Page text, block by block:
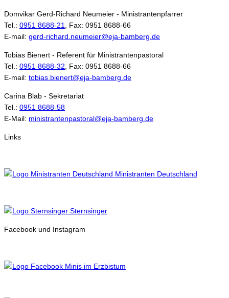
Domvikar Gerd-Richard Neumeier - Ministrantenpfarrer
Tel.: 0951 8688-21
, Fax: 0951 8688-66
E-mail: gerd-richard.neumeier@eja-bamberg.de
Tobias Bienert - Referent für Ministrantenpastoral
Tel.: 0951 8688-32 , Fax: 0951 8688-66
E-mail: tobias.bienert@eja-bamberg.de
Carina Blab - Sekretariat
Tel.: 0951 8688-58
E-Mail: ministrantenpastoral@eja-bamberg.de
Links
Ministranten Deutschland
Sternsinger
Facebook und Instagram
Minis im Erzbistum